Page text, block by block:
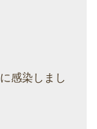
感染しまし